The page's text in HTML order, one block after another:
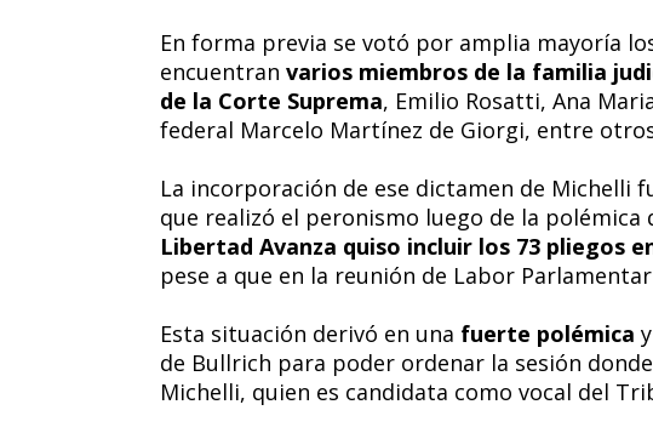
En forma previa se votó por amplia mayoría
encuentran varios miembros de la familia
de la Corte Suprema, Emilio Rosatti, Ana
federal Marcelo Martínez de Giorgi, entre
La incorporación de ese dictamen de Michelli
que realizó el peronismo luego de la polémica
Libertad Avanza quiso incluir los 73 pliegos
pese a que en la reunión de Labor
Esta situación derivó en una fuerte polémica
de Bullrich para poder ordenar la sesión
Michelli, quien es candidata como vocal del